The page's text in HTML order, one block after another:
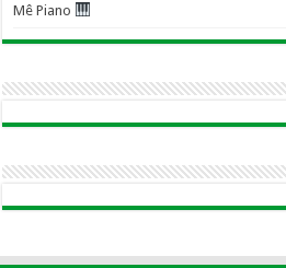
Mê Piano